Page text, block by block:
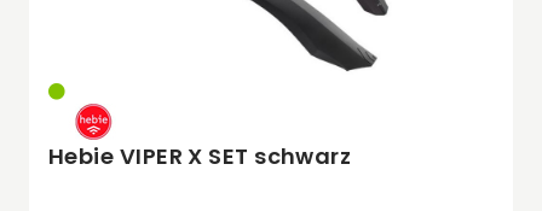
Hebie VIPER X SET schwarz